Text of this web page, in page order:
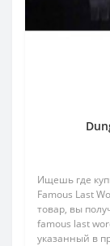
Ищешь где
Famous Last
товар, вы
famous last
указанный в